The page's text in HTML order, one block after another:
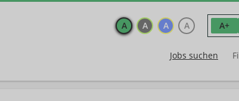
A A A A A+
Jobs suchen